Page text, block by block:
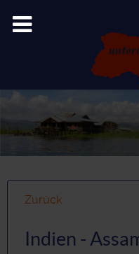
Suchen
Zurück
Indien -